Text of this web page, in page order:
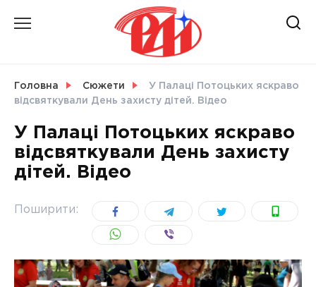
Головна Сюжети
У Палаці Потоцьких яскраво
відсвяткували День захисту дітей. Відео
У Палаці Потоцьких яскраво
відсвяткували День захисту
дітей. Відео
Поширити: